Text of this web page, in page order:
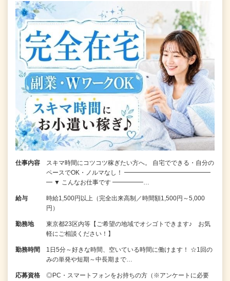
仕事内容
スキマ時間にコツコツ稼ぎたい方へ。 自宅でできる・自分の
ペースでOK・ノルマなし！ ━━━━━━━━━━━━━━
━ ▼ こんなお仕事です ━━━━━…
給与
時給1,500円以上（完全出来高制／時間額1,500円～5,000
円）
勤務地
東京都23区内等【ご希望の地域でオシゴトできます♪ お気
軽にご相談ください！】
勤務時間
1日5分～好きな時間、空いている時間に働けます！ ☆1回の
みの単発や短期～中長期まで…
応募資格
◎PC・スマートフォンをお持ちの方（※アンケートに必要